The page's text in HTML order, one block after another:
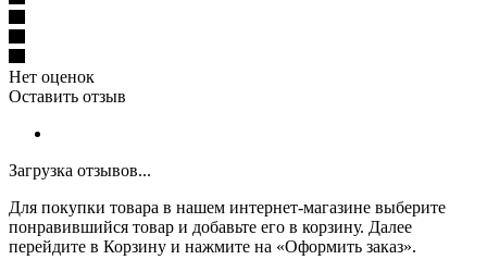
Нет оценок
Оставить отзыв
Загрузка отзывов...
Для покупки товара в нашем интернет-магазине выберите
понравившийся товар и добавьте его в корзину. Далее
перейдите в Корзину и нажмите на «Оформить заказ».